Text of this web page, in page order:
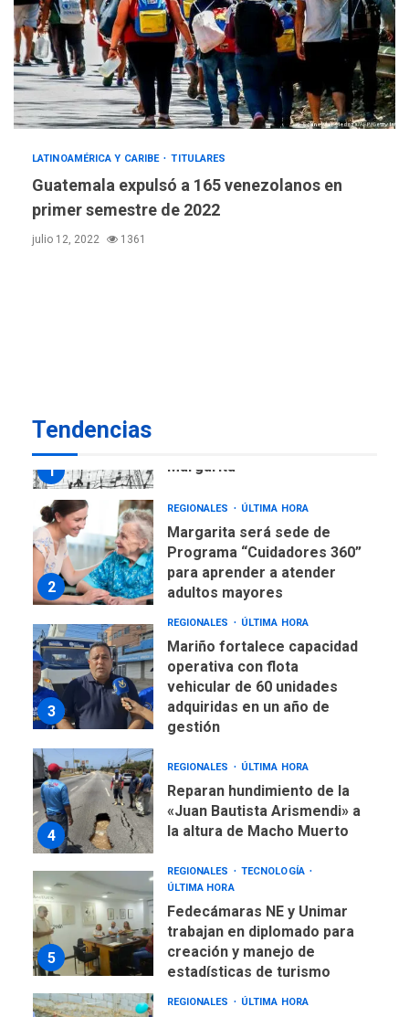
LATINOAMÉRICA Y CARIBE TITULARES
Guatemala expulsó a 165 venezolanos en
primer semestre de 2022
julio 12, 2022 1361
Tendencias
5
trabajan en diplomado para
creación y manejo de
estadísticas de turismo
6
REGIONALES ÚLTIMA HORA
Plan de contingencia hídrica
en Nueva Esparta consolida
avances en territorio
ECONOMÍA
2
Programa “Cuidadores 360”
para aprender a atender
3
REGIONALES ÚLTIMA HORA
Mariño fortalece capacidad
operativa con flota
vehicular de 60 unidades
gestión
4
REGIONALES ÚLTIMA HORA
Reparan hundimiento de la
«Juan Bautista Arismendi» a
la altura de Macho Muerto
5
REGIONALES
TECNOLOGÍA
ÚLTIMA HORA
Fedecámaras NE y Unimar
creación y manejo de
6
REGIONALES ÚLTIMA HORA
Plan de contingencia hídrica
en Nueva Esparta consolida
avances en territorio